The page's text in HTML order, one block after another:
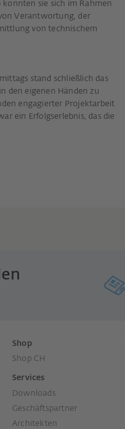
sie sich im Rahmen
Verantwortung, der
von technischem
stand schließlich das
den eigenen Händen zu
engagierter Projektarbeit
ein Erfolgserlebnis, das die
Shop
Shop CH
Services
Downloads
Geschäftspartner
Architekten